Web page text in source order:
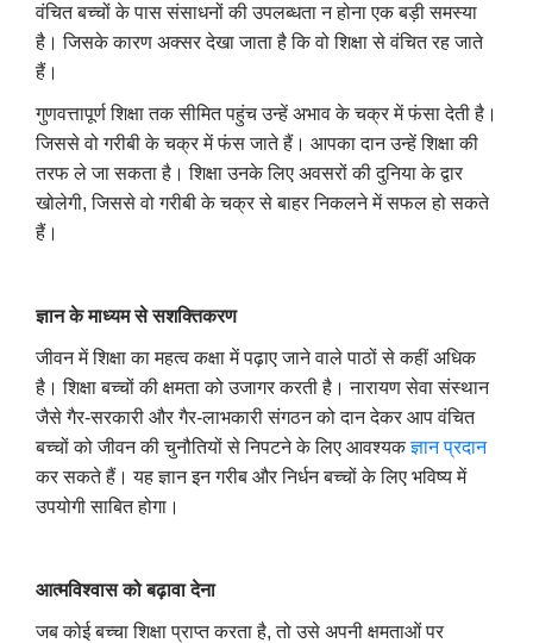
वंचित बच्चों के पास संसाधनों की उपलब्धता न होना एक बड़ी समस्या
है। जिसके कारण अक्सर देखा जाता है कि वो शिक्षा से वंचित रह जाते
हैं।
गुणवत्तापूर्ण शिक्षा तक सीमित पहुंच उन्हें अभाव के चक्र में फंसा देती है।
जिससे वो गरीबी के चक्र में फंस जाते हैं। आपका दान उन्हें शिक्षा की
तरफ ले जा सकता है। शिक्षा उनके लिए अवसरों की दुनिया के द्वार
खोलेगी, जिससे वो गरीबी के चक्र से बाहर निकलने में सफल हो सकते
हैं।
ज्ञान के माध्यम से सशक्तिकरण
जीवन में शिक्षा का महत्व कक्षा में पढ़ाए जाने वाले पाठों से कहीं अधिक
है। शिक्षा बच्चों की क्षमता को उजागर करती है। नारायण सेवा संस्थान
जैसे गैर-सरकारी और गैर-लाभकारी संगठन को दान देकर आप वंचित
बच्चों को जीवन की चुनौतियों से निपटने के लिए आवश्यकज्ञान प्रदान
कर सकते हैं। यह ज्ञान इन गरीब और निर्धन बच्चों के लिए भविष्य में
उपयोगी साबित होगा।
आत्मविश्वास को बढ़ावा देना
जब कोई बच्चा शिक्षा प्राप्त करता है, तो उसे अपनी क्षमताओं पर